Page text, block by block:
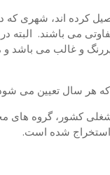
کرده اند، شهری
می باشند. البته
پررنگ و غالب می
هر سال تعیین می
کشور، گروه های
استخراج شده است.